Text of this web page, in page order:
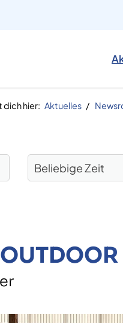
dich hier: Aktuelles